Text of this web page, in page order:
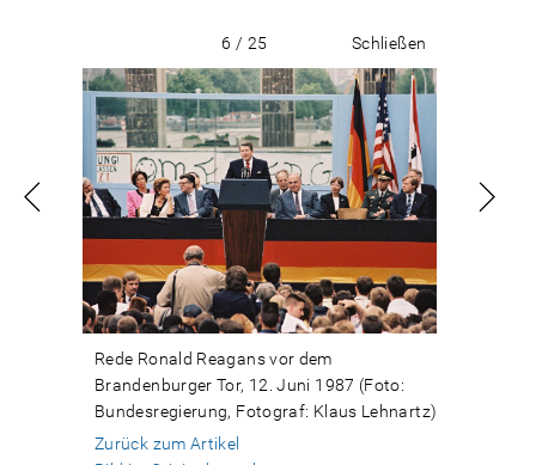
6 / 25 Schließen
Rede Ronald Reagans vor dem
Brandenburger Tor, 12. Juni 1987 (Foto:
Bundesregierung, Fotograf: Klaus Lehnartz)
Zurück zum Artikel